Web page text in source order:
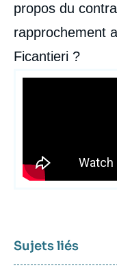
propos du
rapprochement
Ficantieri ?
Sujets liés